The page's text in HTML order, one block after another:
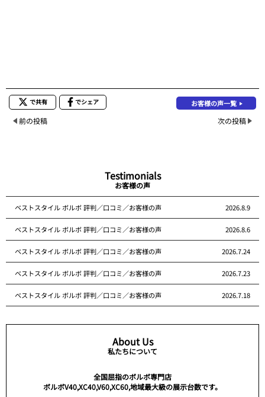
で共有 でシェア お客様の声一覧
前の投稿 次の投稿
Testimonials
お客様の声
ベストスタイル ボルボ 評判／口コミ／お客様の声 2026.8.9
ベストスタイル ボルボ 評判／口コミ／お客様の声 2026.8.6
ベストスタイル ボルボ 評判／口コミ／お客様の声 2026.7.24
ベストスタイル ボルボ 評判／口コミ／お客様の声 2026.7.23
ベストスタイル ボルボ 評判／口コミ／お客様の声 2026.7.18
About Us
私たちについて
全国屈指のボルボ専門店
ボルボV40,XC40,V60,XC60,地域最大級の展示台数です。